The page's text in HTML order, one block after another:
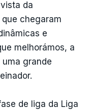
da
chegaram
e
melhorámos, a
grande
de liga da Liga